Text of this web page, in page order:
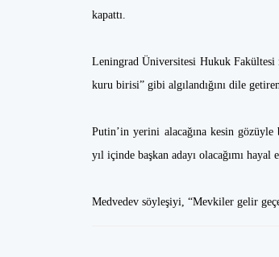
kapattı.
Leningrad Üniversitesi Hukuk Fakültesi
kuru birisi” gibi algılandığını dile
Putin’in yerini alacağına kesin gözüyle
yıl içinde başkan adayı olacağımı hayal
Medvedev söyleşiyi, “Mevkiler gelir